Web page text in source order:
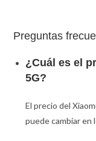
Preguntas
¿Cuál es el
5G?
El precio del
puede cambiar en